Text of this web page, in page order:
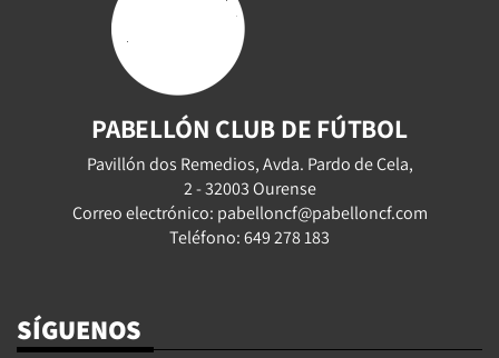
PABELLÓN CLUB DE FÚTBOL
Pavillón dos Remedios, Avda. Pardo de Cela,
2 - 32003 Ourense
Correo electrónico: pabelloncf@pabelloncf.com
Teléfono: 649 278 183
SÍGUENOS